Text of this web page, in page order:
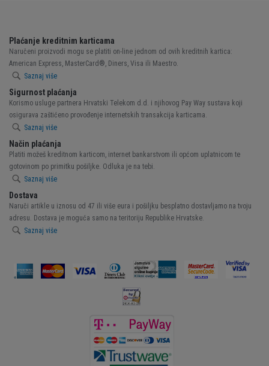
Plaćanje kreditnim karticama
Naručeni proizvodi mogu se platiti on-line jednom od ovih kreditnih kartica:
American Express, MasterCard®, Diners, Visa ili Maestro.
Saznaj više
Sigurnost plaćanja
Korismo usluge partnera Hrvatski Telekom d.d. i njihovog Pay Way sustava koji
osigurava zaštićeno provođenje internetskih transakcija karticama.
Saznaj više
Način plaćanja
Platiti možeš kreditnom karticom, internet bankarstvom ili općom uplatnicom te
gotovinom po primitku pošiljke. Odluka je na tebi.
Saznaj više
Dostava
Naruči artikle u iznosu od 47 ili više eura i pošiljku besplatno dostavljamo na tvoju
adresu. Dostava je moguća samo na teritoriju Republike Hrvatske.
Saznaj više